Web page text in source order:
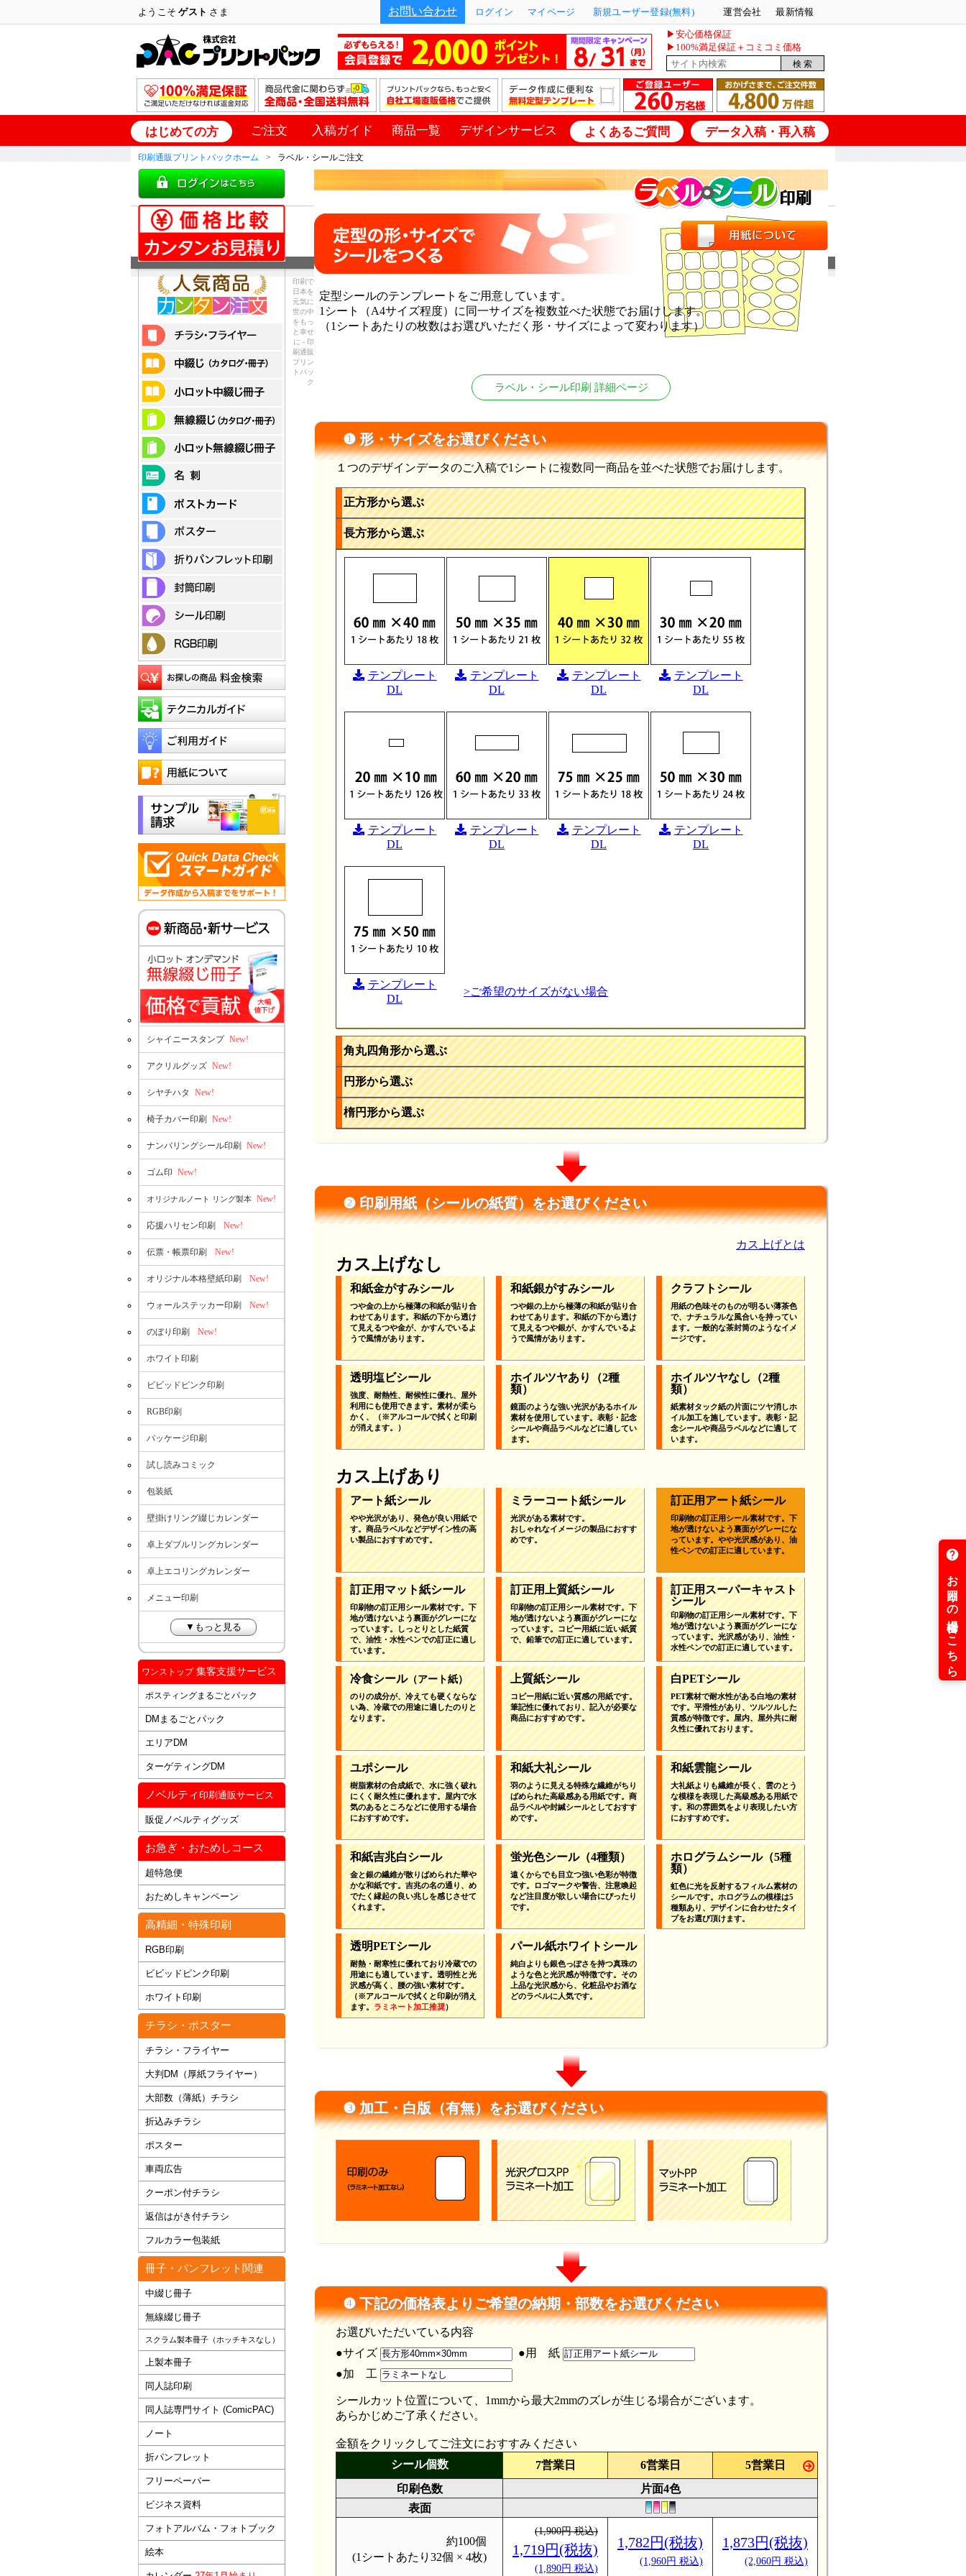
ようこそゲスト さま お問い合わせ ログイン マイページ 新規ユーザー登録(無料) 運営会社 最新情報
▶安心価格保証
▶100%満足保証＋コミコミ価格
はじめての方 ご注文 入稿ガイド 商品一覧 デザインサービス よくあるご質問 データ入稿・再入稿
印刷通販プリントパックホーム ラベル・シールご注文
定型シールのテンプレートをご用意しています。
1シート（A4サイズ程度）に同一サイズを複数並べた状態でお届けします。
（1シートあたりの枚数はお選びいただく形・サイズによって変わります）
ラベル・シール印刷 詳細ページ
❶ 形・サイズをお選びください
１つのデザインデータのご入稿で1シートに複数同一商品を並べた状態でお届けします。
正方形から選ぶ
長方形から選ぶ
テンプレート
DL
テンプレート
DL
テンプレート
DL
テンプレート
DL
テンプレート
DL
テンプレート
DL
テンプレート
DL
テンプレート
DL
テンプレート
DL
>ご希望のサイズがない場合
角丸四角形から選ぶ
円形から選ぶ
楕円形から選ぶ
❷ 印刷用紙（シールの紙質）をお選びください
カス上げとは
カス上げなし
和紙金がすみシール
つや金の上から極薄の和紙が貼り合
わせてあります。和紙の下から透け
て見えるつや金が、かすんでいるよ
うで風情があります。
和紙銀がすみシール
つや銀の上から極薄の和紙が貼り合
わせてあります。和紙の下から透け
て見えるつや銀が、かすんでいるよ
うで風情があります。
クラフトシール
用紙の色味そのものが明るい薄茶色
で、ナチュラルな風合いを持ってい
ます。一般的な茶封筒のようなイメ
ージです。
透明塩ビシール
強度、耐熱性、耐候性に優れ、屋外
利用にも使用できます。素材が柔ら
かく、（※アルコールで拭くと印刷
が消えます。）
ホイルツヤあり（2種
類）
鏡面のような強い光沢があるホイル
素材を使用しています。表彰・記念
シールや商品ラベルなどに適してい
ます。
ホイルツヤなし（2種
類）
紙素材タック紙の片面にツヤ消しホ
イル加工を施しています。表彰・記
念シールや商品ラベルなどに適して
います。
カス上げあり
アート紙シール
やや光沢があり、発色が良い用紙で
す。商品ラベルなどデザイン性の高
い製品におすすめです。
ミラーコート紙シール
光沢がある素材です。
おしゃれなイメージの製品におすす
めです。
訂正用アート紙シール
印刷物の訂正用シール素材です。下
地が透けないよう裏面がグレーにな
っています。やや光沢感があり、油
性ペンでの訂正に適しています。
訂正用マット紙シール
印刷物の訂正用シール素材です。下
地が透けないよう裏面がグレーにな
っています。しっとりとした紙質
で、油性・水性ペンでの訂正に適し
ています。
訂正用上質紙シール
印刷物の訂正用シール素材です。下
地が透けないよう裏面がグレーにな
っています。コピー用紙に近い紙質
で、鉛筆での訂正に適しています。
訂正用スーパーキャスト
シール
印刷物の訂正用シール素材です。下
地が透けないよう裏面がグレーにな
っています。光沢感があり、油性・
水性ペンでの訂正に適しています。
冷食シール（アート紙）
のりの成分が、冷えても硬くならな
い為、冷蔵での用途に適したのりと
なります。
上質紙シール
コピー用紙に近い質感の用紙です。
筆記性に優れており、記入が必要な
商品におすすめです。
白PETシール
PET素材で耐水性がある白地の素材
です。平滑性があり、ツルツルした
質感が特徴です。屋内、屋外共に耐
久性に優れております。
ユポシール
樹脂素材の合成紙で、水に強く破れ
にくく耐久性に優れます。屋内で水
気のあるところなどに使用する場合
におすすめです。
和紙大礼シール
羽のように見える特殊な繊維がちり
ばめられた高級感ある用紙です。商
品ラベルや封緘シールとしておすす
めです。
和紙雲龍シール
大礼紙よりも繊維が長く、雲のとう
な模様を表現した高級感ある用紙で
す。和の雰囲気をより表現したい方
におすすめです。
和紙吉兆白シール
金と銀の繊維が散りばめられた華や
かな和紙です。吉兆の名の通り、め
でたく縁起の良い兆しを感じさせて
くれます。
蛍光色シール（4種類）
遠くからでも目立つ強い色彩が特徴
です。ロゴマークや警告、注意喚起
など注目度が欲しい場合にぴったり
です。
ホログラムシール（5種
類）
虹色に光を反射するフィルム素材の
シールです。ホログラムの模様は5
種類あり、デザインに合わせたタイ
プをお選び頂けます。
透明PETシール
耐熱・耐寒性に優れており冷蔵での
用途にも適しています。透明性と光
沢感が高く、腰の強い素材です。
（※アルコールで拭くと印刷が消え
ます。ラミネート加工推奨）
パール紙ホワイトシール
純白よりも銀色っぽさを持つ真珠の
ような色と光沢感が特徴です。その
上品な光沢感から、化粧品やお酒な
どのラベルに人気です。
❸ 加工・白版（有無）をお選びください
❹ 下記の価格表よりご希望の納期・部数をお選びください
お選びいただいている内容
●サイズ
●用 紙
●加 工
シールカット位置について、1mmから最大2mmのズレが生じる場合がございます。
あらかじめご了承ください。
金額をクリックしてご注文におすすみください
シール個数
7営業日 6営業日
5営業日
印刷色数
片面4色
表面
約100個
(1シートあたり32個 × 4枚)
(1,900円 税込)
1,719円(税抜)
(1,890円 税込)
1,782円(税抜)
(1,960円 税込)
1,873円(税抜)
(2,060円 税込)
シャイニースタンプ New!
アクリルグッズ New!
シヤチハタ New!
椅子カバー印刷 New!
ナンバリングシール印刷 New!
ゴム印 New!
オリジナルノート リング製本 New!
応援ハリセン印刷 New!
伝票・帳票印刷 New!
オリジナル本格壁紙印刷 New!
ウォールステッカー印刷 New!
のぼり印刷 New!
ホワイト印刷
ビビッドピンク印刷
RGB印刷
パッケージ印刷
試し読みコミック
包装紙
壁掛けリング綴じカレンダー
卓上ダブルリングカレンダー
卓上エコリングカレンダー
メニュー印刷
▼もっと見る
ワンストップ集客支援サービス
ポスティングまるごとパック
DMまるごとパック
エリアDM
ターゲティングDM
ノベルティ 印刷通販サービス
販促ノベルティグッズ
お急ぎ・おためしコース
超特急便
おためしキャンペーン
高精細・特殊印刷
RGB印刷
ビビッドピンク印刷
ホワイト印刷
チラシ・ポスター
チラシ・フライヤー
大判DM（厚紙フライヤー）
大部数（薄紙）チラシ
折込みチラシ
ポスター
車両広告
クーポン付チラシ
返信はがき付チラシ
フルカラー包装紙
冊子・パンフレット関連
中綴じ冊子
無線綴じ冊子
スクラム製本冊子（ホッチキスなし）
上製本冊子
同人誌印刷
同人誌専門サイト (ComicPAC)
ノート
折パンフレット
フリーペーパー
ビジネス資料
フォトアルバム・フォトブック
絵本
印刷で
日本を
元気に
世の中
をもっ
と幸せ
に - 印
刷通販
プリン
トパッ
ク